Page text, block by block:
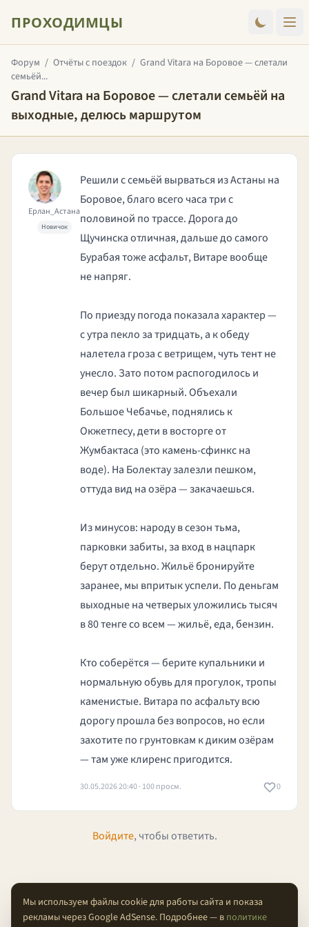
ПРОХОДИМЦЫ
Форум / Отчёты с поездок / Grand Vitara на Боровое — слетали
семьёй...
Grand Vitara на Боровое — слетали семьёй на
выходные, делюсь маршрутом
Ерлан_Астана
Новичок
Решили с семьёй вырваться из Астаны на
Боровое, благо всего часа три с
половиной по трассе. Дорога до
Щучинска отличная, дальше до самого
Бурабая тоже асфальт, Витаре вообще
не напряг.
По приезду погода показала характер —
с утра пекло за тридцать, а к обеду
налетела гроза с ветрищем, чуть тент не
унесло. Зато потом распогодилось и
вечер был шикарный. Объехали
Большое Чебачье, поднялись к
Окжетпесу, дети в восторге от
Жумбактаса (это камень-сфинкс на
воде). На Болектау залезли пешком,
оттуда вид на озёра — закачаешься.
Из минусов: народу в сезон тьма,
парковки забиты, за вход в нацпарк
берут отдельно. Жильё бронируйте
заранее, мы впритык успели. По деньгам
выходные на четверых уложились тысяч
в 80 тенге со всем — жильё, еда, бензин.
Кто соберётся — берите купальники и
нормальную обувь для прогулок, тропы
каменистые. Витара по асфальту всю
дорогу прошла без вопросов, но если
захотите по грунтовкам к диким озёрам
— там уже клиренс пригодится.
30.05.2026 20:40 · 100 просм. 0
Войдите, чтобы ответить.
Мы используем файлы cookie для работы сайта и показа
рекламы через Google AdSense. Подробнее — в политике